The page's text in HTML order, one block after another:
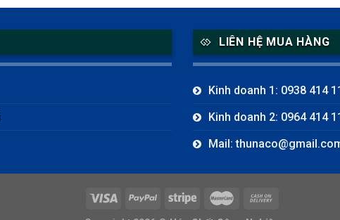
LIÊN HỆ MUA HÀNG
Kinh doanh 1: 0938 414
Kinh doanh 2: 0964 414
Mail: